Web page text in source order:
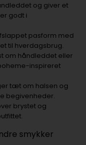
og giver et
godt i
pasform med
til hverdagsbrug.
om håndleddet eller
inspireret
tæt om halsen og
begivenheder.
brystet og
smykker